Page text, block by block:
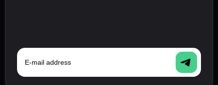
E-mail address